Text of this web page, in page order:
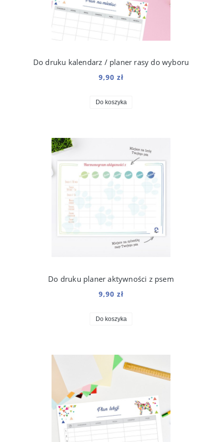
Do druku kalendarz / planer rasy do wyboru
9,90 zł
Do koszyka
Do druku planer aktywności z psem
9,90 zł
Do koszyka